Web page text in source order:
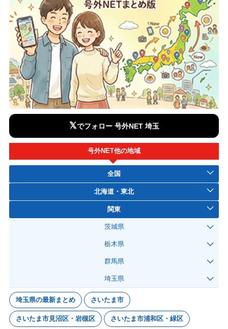
𝕏でフォロー 号外NET 埼玉
号外NET他の地域
全国
北海道・東北
関東
茨城県
栃木県
群馬県
埼玉県
埼玉県の最新まとめ さいたま市
さいたま市見沼区・岩槻区 さいたま市浦和区・緑区